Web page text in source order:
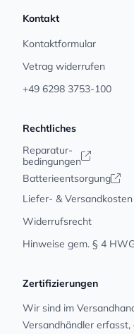
Kontakt
Kontaktformular
Vetrag widerrufen
+49 6298 3753-100
Rechtliches
Reparatur-
bedingungen
Batterieentsorgung
Liefer- & Versandkosten
Widerrufsrecht
Hinweise gem. § 4 HWG
Zertifizierungen
Wir sind im
Versandhändler